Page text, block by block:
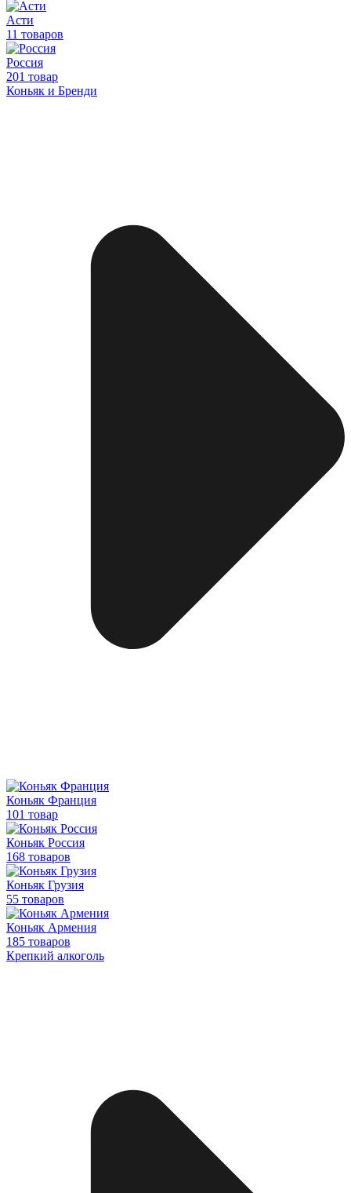
Асти
11 товаров
Россия
201 товар
Коньяк и Бренди
Коньяк Франция
101 товар
Коньяк Россия
168 товаров
Коньяк Грузия
55 товаров
Коньяк Армения
185 товаров
Крепкий алкоголь